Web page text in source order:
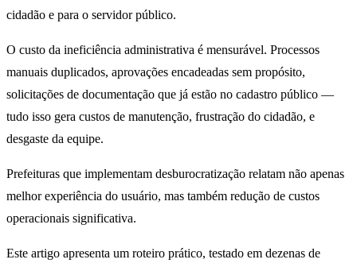
cidadão e para o servidor público.
O custo da ineficiência administrativa é mensurável. Processos
manuais duplicados, aprovações encadeadas sem propósito,
solicitações de documentação que já estão no cadastro público —
tudo isso gera custos de manutenção, frustração do cidadão, e
desgaste da equipe.
Prefeituras que implementam desburocratização relatam não apenas
melhor experiência do usuário, mas também redução de custos
operacionais significativa.
Este artigo apresenta um roteiro prático, testado em dezenas de